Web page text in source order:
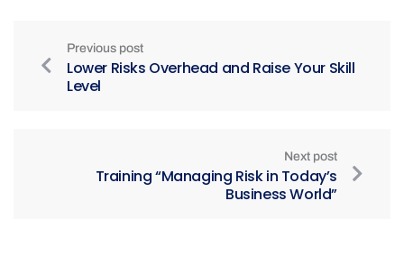
Previous post
Lower Risks Overhead and Raise Your Skill
Level
Next post
Training “Managing Risk in Today’s
Business World”